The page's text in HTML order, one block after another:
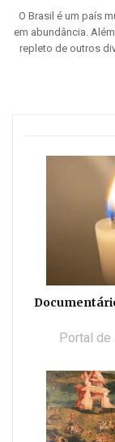
O Brasil é um país
em abundância.
repleto de outros
Portal